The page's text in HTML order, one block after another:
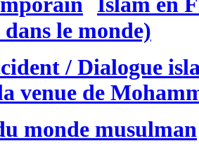
le monde)
/ Dialogue
venue de
monde musulman